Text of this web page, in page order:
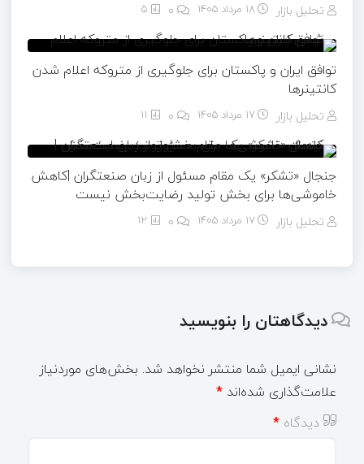
تحلیل بازار 18 مرداد 1405 5
توافق ایران و پاکستان برای جلوگیری از متروکه اعلام شدن
کانتینرها
تحلیل بازار 17 مرداد 1405 11
جنجال «تشکر» یک مقام مسئول از زبان صنعتگران |کاهش
خاموشی‌ها برای بخش تولید رضایت‌بخش نیست
تحلیل بازار 17 مرداد 1405 12
دیدگاهتان را بنویسید
نشانی ایمیل شما منتشر نخواهد شد. بخش‌های موردنیاز
علامت‌گذاری شده‌اند *
دیدگاه *